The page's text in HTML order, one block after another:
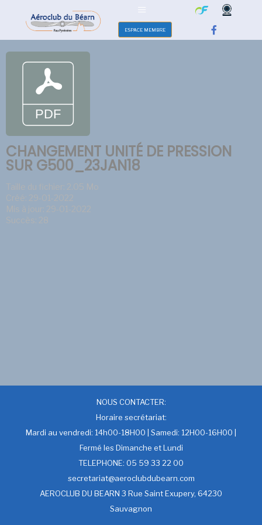
ESPACE MEMBRE
CHANGEMENT UNITÉ DE PRESSION
SUR G500_23JAN18
Taille du fichier: 2.05 Mo
Créé: 29-01-2022
Mis à jour: 29-01-2022
Succès: 28
NOUS CONTACTER:
Horaire secrétariat:
Mardi au vendredi: 14h00-18H00 | Samedi: 12H00-16H00 |
Fermé les Dimanche et Lundi
TELEPHONE: 05 59 33 22 00
secretariat@aeroclubdubearn.com
AEROCLUB DU BEARN 3 Rue Saint Exupery, 64230
Sauvagnon